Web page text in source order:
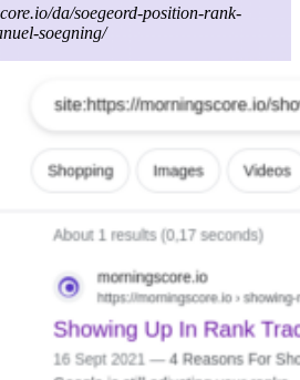
da/soegeord-position-rank-
soegning/